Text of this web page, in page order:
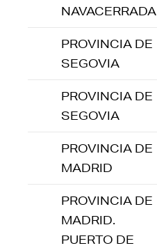
NAVACERRADA
PROVINCIA DE
SEGOVIA
PROVINCIA DE
SEGOVIA
PROVINCIA DE
MADRID
PROVINCIA DE
MADRID.
PUERTO DE